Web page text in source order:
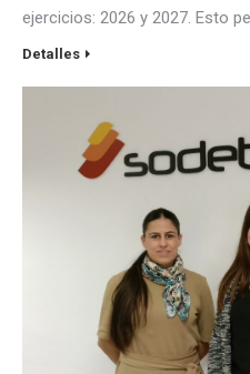
ejercicios: 2026 y 2027. Esto
Detalles